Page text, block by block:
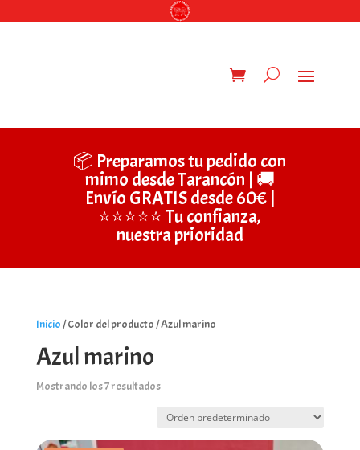
📦 Preparamos tu pedido con
mimo desde Tarancón | 🚚
Envío GRATIS desde 60€ |
⭐⭐⭐⭐⭐ Tu confianza,
nuestra prioridad
Inicio/ Color del producto / Azul marino
Azul marino
Mostrando los 7 resultados